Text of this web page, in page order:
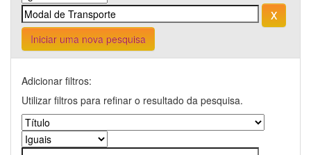
Iniciar uma nova pesquisa
Adicionar filtros:
Utilizar filtros para refinar o resultado da pesquisa.